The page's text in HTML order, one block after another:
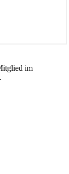
im